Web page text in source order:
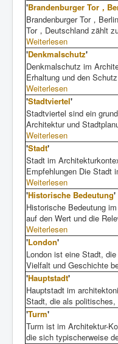
'Brandenburger Tor，
Brandenburger Tor，
Tor，Deutschland zählt
Weiterlesen
'Denkmalschutz'
Denkmalschutz im
Erhaltung und den
Weiterlesen
'Stadtviertel'
Stadtviertel sind ein
Architektur und
Weiterlesen
'Stadt'
Stadt im
Empfehlungen Die Stadt
Weiterlesen
'Historische Bedeutung'
Historische Bedeutung
auf den Wert und die
Weiterlesen
'London'
London ist eine Stadt,
Vielfalt und Geschichte
'Hauptstadt'
Hauptstadt im
Stadt, die als
'Turm'
Turm ist im Architektur-
die sich typischerweise